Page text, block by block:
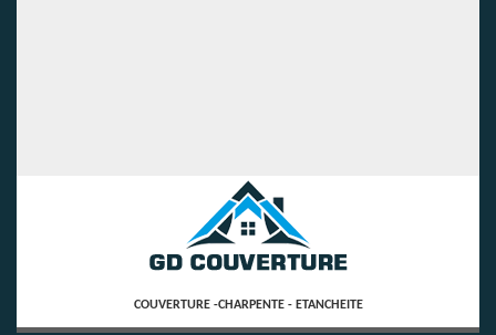
COUVERTURE -CHARPENTE - ETANCHEITE